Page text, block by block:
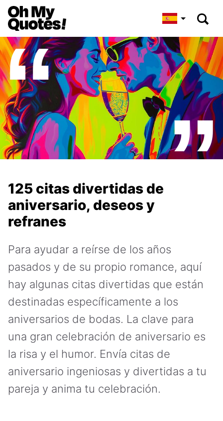
125 citas divertidas de
aniversario, deseos y
refranes
Para ayudar a reírse de los años
pasados y de su propio romance, aquí
hay algunas citas divertidas que están
destinadas específicamente a los
aniversarios de bodas. La clave para
una gran celebración de aniversario es
la risa y el humor. Envía citas de
aniversario ingeniosas y divertidas a tu
pareja y anima tu celebración.